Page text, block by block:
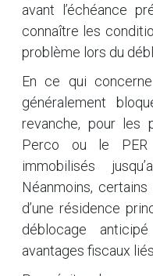
avant l’échéance
connaître les
problème lors du
En ce qui
généralement
revanche, pour les
Perco ou le
immobilisés
Néanmoins,
d’une résidence
déblocage
avantages fiscaux